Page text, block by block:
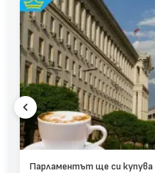
Парламентът ще си купува